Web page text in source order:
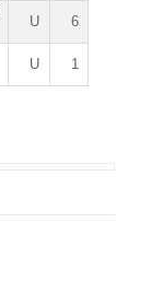
U
6
U 1